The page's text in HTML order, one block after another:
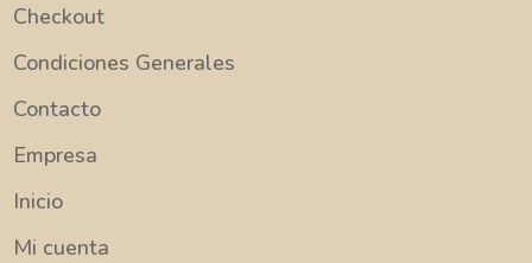
Checkout
Condiciones Generales
Contacto
Empresa
Inicio
Mi cuenta